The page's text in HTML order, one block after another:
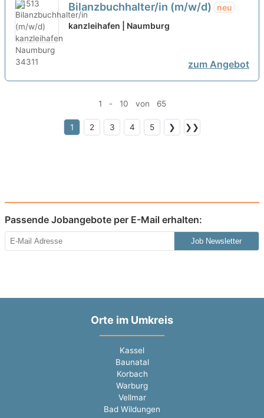
Bilanzbuchhalter/in (m/w/d)
neu
kanzleihafen | Naumburg
zum Angebot
1 - 10 von 65
1 2 3 4 5 ❯ ❯❯
Passende Jobangebote per E-Mail erhalten:
Job Newsletter
Orte im Umkreis
Kassel
Baunatal
Korbach
Warburg
Vellmar
Bad Wildungen